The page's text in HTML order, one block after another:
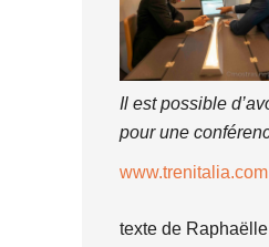
Il est possible
pour une
www.trenitalia.com
texte de